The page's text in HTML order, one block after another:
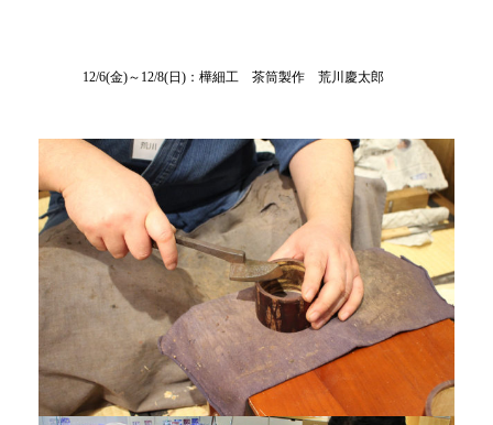
12/6(金)～12/8(日)：樺細工 茶筒製作 荒川慶太郎